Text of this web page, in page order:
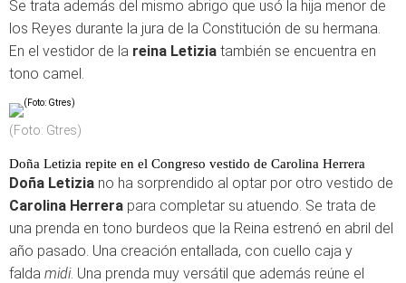
Se trata además del mismo abrigo que usó la hija menor de
los Reyes durante la jura de la Constitución de su hermana.
En el vestidor de la reina Letizia también se encuentra en
tono camel.
(Foto: Gtres)
Doña Letizia repite en el Congreso vestido de Carolina Herrera
Doña Letizia no ha sorprendido al optar por otro vestido de
Carolina Herrera para completar su atuendo. Se trata de
una prenda en tono burdeos que la Reina estrenó en abril del
año pasado. Una creación entallada, con cuello caja y
falda midi. Una prenda muy versátil que además reúne el